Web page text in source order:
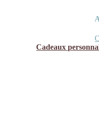
Cadeaux